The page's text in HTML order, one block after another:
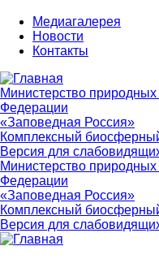
Медиагалерея
Новости
Контакты
Министерство природных
Федерации
«Заповедная Россия»
Комплексный
Версия для
Министерство природных
Федерации
«Заповедная Россия»
Комплексный
Версия для